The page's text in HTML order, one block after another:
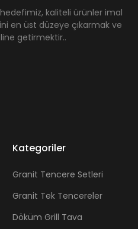
kaliteli ürünler imal
en üst düzeye çıkarmak ve
getirmektir..
Kategoriler
Granit Tencere Setleri
Granit Tek Tencereler
Döküm Grill Tava